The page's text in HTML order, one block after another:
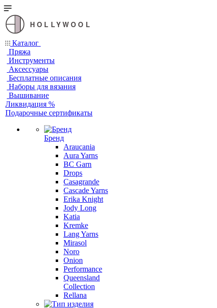
HOLLYWOOL
Каталог
Пряжа
Инструменты
Аксессуары
Бесплатные описания
Наборы для вязания
Вышивание
Ликвидация %
Подарочные сертификаты
Бренд
Araucania
Aura Yarns
BC Garn
Drops
Casagrande
Cascade Yarns
Erika Knight
Jody Long
Katia
Kremke
Lang Yarns
Mirasol
Noro
Onion
Performance
Queensland
Collection
Rellana